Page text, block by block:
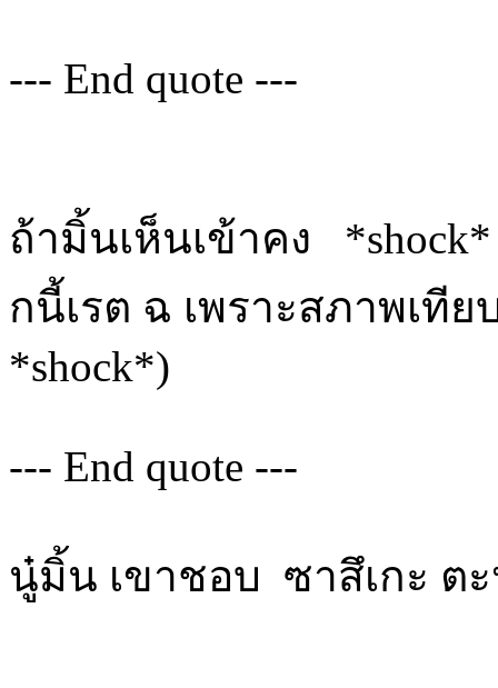
--- End quote ---
ถ้ามิ้นเห็นเข้าคง
กนี้เรต ฉ เพราะสภาพเที
*shock*)
--- End quote ---
นู๋มิ้น เขาชอบ ซาสึเกะ ต